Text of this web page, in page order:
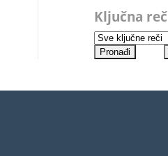
Ključna reč